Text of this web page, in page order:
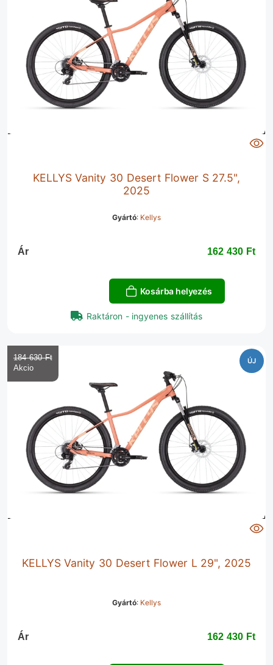
KELLYS Vanity 30 Desert Flower S 27.5",
2025
Gyártó: Kellys
Ár 162 430 Ft‎
Kosárba helyezés
Raktáron - ingyenes szállítás
ÚJ
KELLYS Vanity 30 Desert Flower L 29", 2025
Gyártó: Kellys
184 630 Ft‎
Ár 162 430 Ft‎